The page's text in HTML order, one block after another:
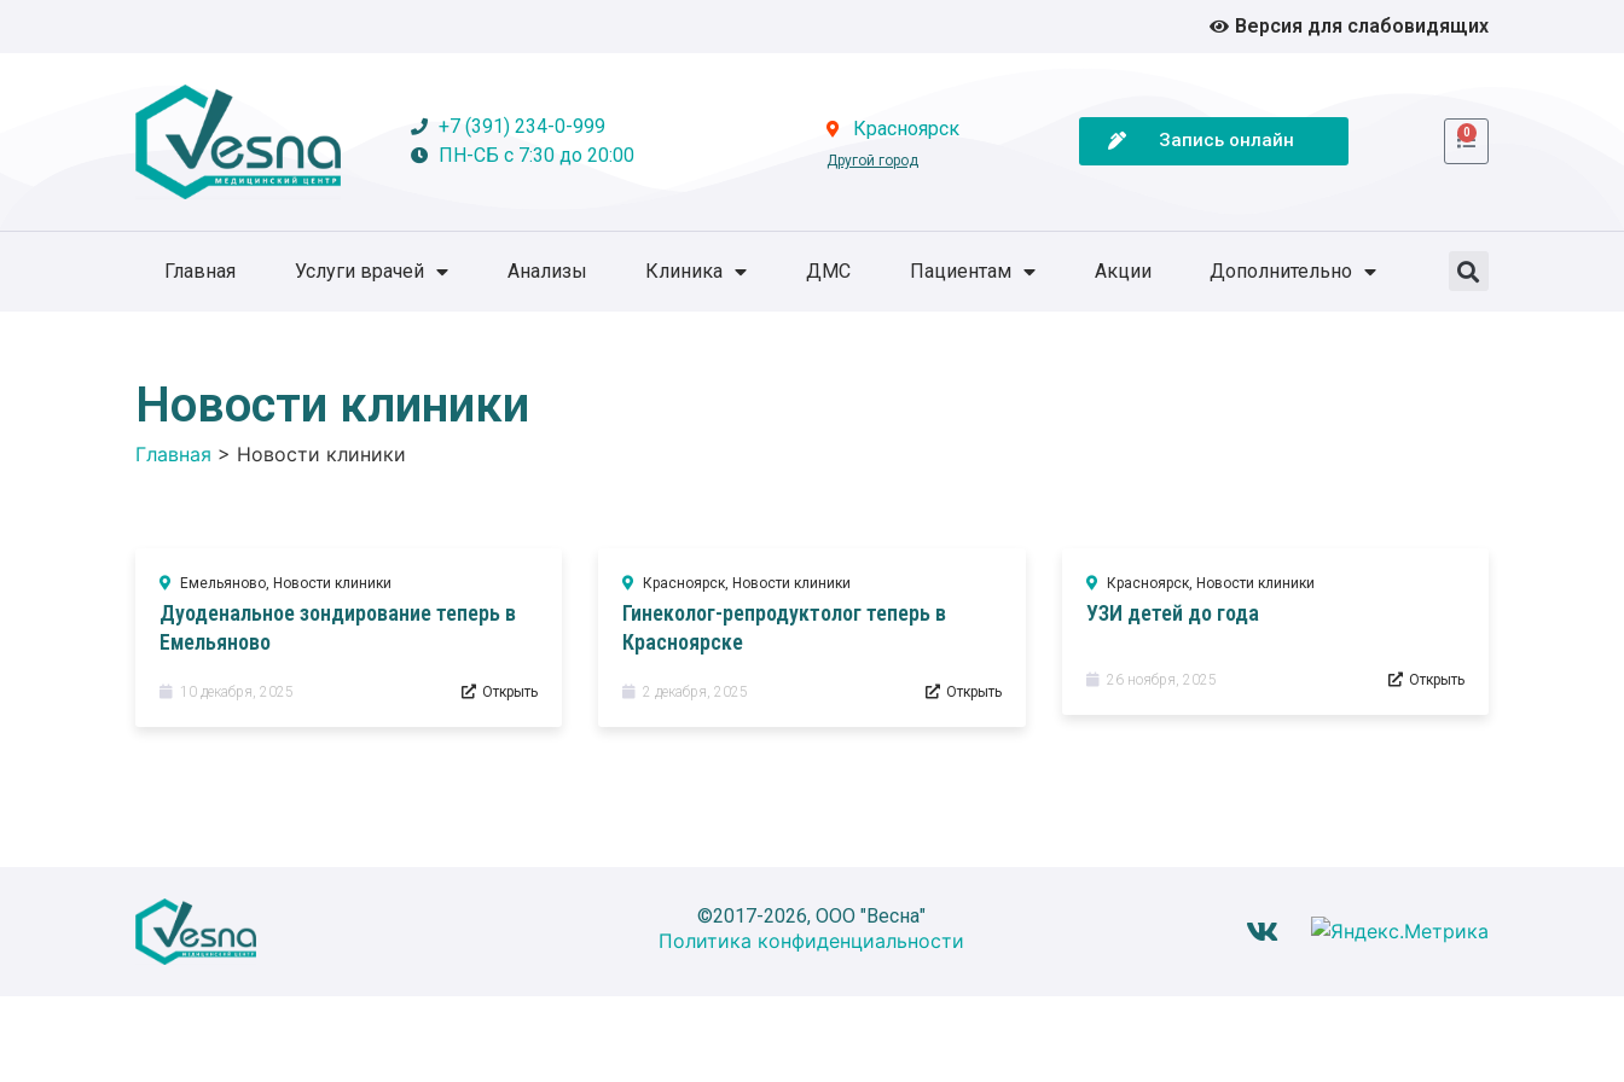
Версия для слабовидящих
+7 (391) 234-0-999
ПН-СБ с 7:30 до 20:00
Красноярск
Другой город
Запись онлайн 0
Главная Услуги врачей Анализы Клиника ДМС Пациентам Акции Дополнительно
Новости клиники
Главная > Новости клиники
Емельяново Новости клиники
Дуоденальное зондирование теперь в
Емельяново
10 декабря, 2025 Открыть
Красноярск ,Новости клиники
Гинеколог-репродуктолог теперь в
Красноярске
2 декабря, 2025 Открыть
Красноярск, Новости клиники
УЗИ детей до года
26 ноября, 2025 Открыть
©2017-2026, ООО "Весна"
Политика конфиденциальности